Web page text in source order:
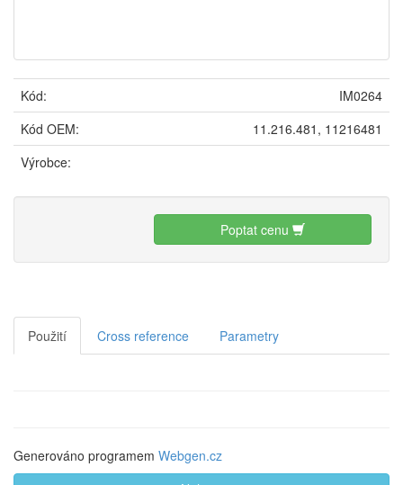
Kód:
IM0264
Kód OEM:
11.216.481, 11216481
Výrobce:
Poptat cenu
Použití Cross reference Parametry
Generováno programem Webgen.cz